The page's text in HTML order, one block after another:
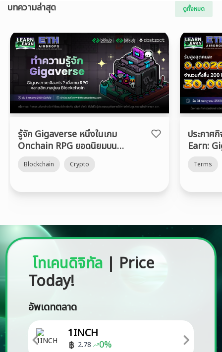
บทความล่าสุด ดูทั้งหมด
รู้จัก Gigaverse หนึ่งในเกม
Onchain RPG ยอดนิยมบน
Abstract Chain
Blockchain Crypto
ประกาศ
Earn:
Terms
โทเคนดิจิทัล | Price
Today!
อัพเดทตลาด
1INCH
2.78 0%